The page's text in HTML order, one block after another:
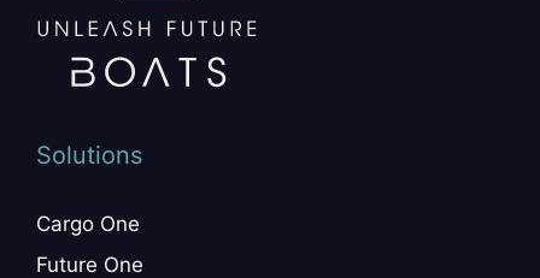
Solutions
Cargo One
Future One